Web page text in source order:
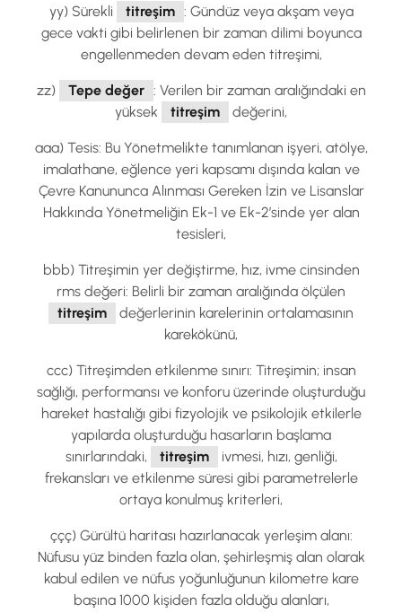
yy) Sürekli titreşim : Gündüz veya akşam veya
gece vakti gibi belirlenen bir zaman dilimi boyunca
engellenmeden devam eden titreşimi,
zz) Tepe değer : Verilen bir zaman aralığındaki en
yüksek
titreşim değerini,
aaa) Tesis: Bu Yönetmelikte tanımlanan işyeri, atölye,
imalathane, eğlence yeri kapsamı dışında kalan ve
Çevre Kanununca Alınması Gereken İzin ve Lisanslar
Hakkında Yönetmeliğin Ek-1 ve Ek-2’sinde yer alan
tesisleri,
bbb) Titreşimin yer değiştirme, hız, ivme cinsinden
rms değeri: Belirli bir zaman aralığında ölçülen
titreşim
değerlerinin karelerinin ortalamasının
karekökünü,
ccc) Titreşimden etkilenme sınırı: Titreşimin; insan
sağlığı, performansı ve konforu üzerinde oluşturduğu
hareket hastalığı gibi fizyolojik ve psikolojik etkilerle
yapılarda oluşturduğu hasarların başlama
sınırlarındaki,
titreşim
ivmesi, hızı, genliği,
frekansları ve etkilenme süresi gibi parametrelerle
ortaya konulmuş kriterleri,
ççç) Gürültü haritası hazırlanacak yerleşim alanı:
Nüfusu yüz binden fazla olan, şehirleşmiş alan olarak
kabul edilen ve nüfus yoğunluğunun kilometre kare
başına 1000 kişiden fazla olduğu alanları,